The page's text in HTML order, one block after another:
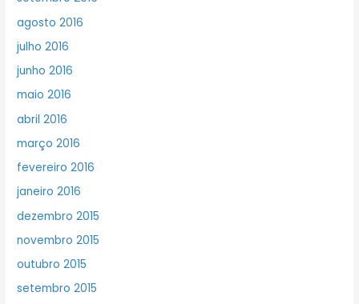
agosto 2016
julho 2016
junho 2016
maio 2016
abril 2016
março 2016
fevereiro 2016
janeiro 2016
dezembro 2015
novembro 2015
outubro 2015
setembro 2015